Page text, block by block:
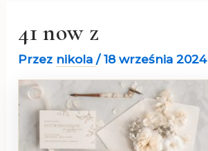
41 now z
Przez nikola/18 września 2024